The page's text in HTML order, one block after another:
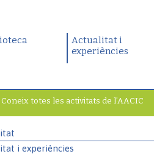
Actualitat i
experiències
Coneix totes les activitats de l’AACIC
i experiències